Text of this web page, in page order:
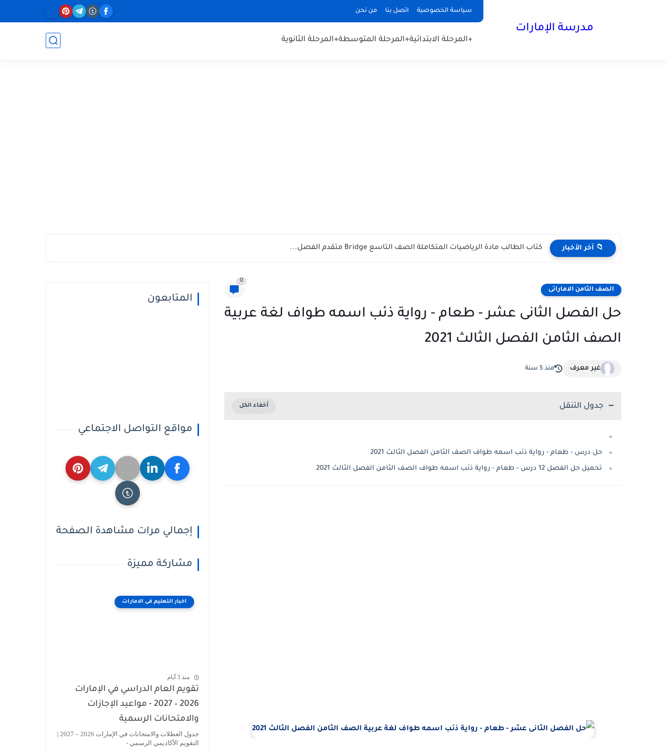
سياسة الخصوصية اتصل بنا من نحن
مدرسة الإمارات
+المرحلة الابتدائية+المرحلة المتوسطة+المرحلة الثانوية
📁 آخر الأخبار كتاب الطالب مادة الرياضيات المتكاملة الصف التاسع Bridge متقدم الفصل...
الصف الثامن الاماراتى
0
حل الفصل الثانى عشر - طعام - رواية ذئب اسمه طواف لغة عربية
الصف الثامن الفصل الثالث 2021
غير معرف منذ 5 سنة
جدول التنقل
حل درس - طعام - رواية ذئب اسمه طواف الصف الثامن الفصل الثالث 2021
تحميل حل الفصل 12 درس - طعام - رواية ذئب اسمه طواف الصف الثامن الفصل الثالث 2021
المتابعون
مواقع التواصل الاجتماعي
إجمالي مرات مشاهدة الصفحة
مشاركة مميزة
اخبار التعليم فى الامارات
منذ 3 أيام
تقويم العام الدراسي في الإمارات
2026 – 2027 - مواعيد الإجازات
والامتحانات الرسمية
جدول العطلات والامتحانات في الإمارات 2026 – 2027 |
التقويم الأكاديمي الرسمي -